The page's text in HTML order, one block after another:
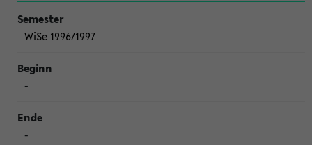
WiSe 1996/1997
-
-